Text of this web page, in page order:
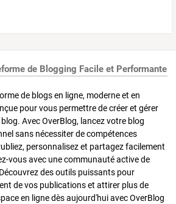
de Blogging Facile et Performante
de blogs en ligne, moderne et en
pour vous permettre de créer et gérer
Avec OverBlog, lancez votre blog
sans nécessiter de compétences
personnalisez et partagez facilement
vous avec une communauté active de
des outils puissants pour
de vos publications et attirer plus de
en ligne dès aujourd'hui avec OverBlog